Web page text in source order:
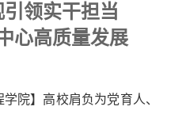
领实干担当
心高质量发展
学院】高校肩负为党育人、